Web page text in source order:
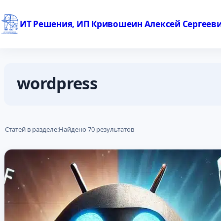
содержимому
ИТ Решения, ИП Кривошеин Алексей
wordpress
Статей в разделе:Найдено 70 результатов